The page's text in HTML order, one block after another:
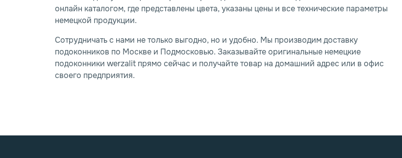
онлайн каталогом, где представлены цвета, указаны цены и все технические параметры
немецкой продукции.
Сотрудничать с нами не только выгодно, но и удобно. Мы производим доставку
подоконников по Москве и Подмосковью. Заказывайте оригинальные немецкие
подоконники werzalit прямо сейчас и получайте товар на домашний адрес или в офис
своего предприятия.